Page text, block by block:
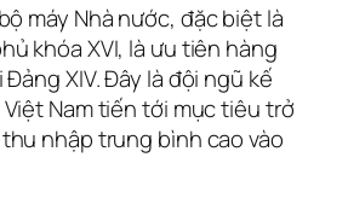
máy Nhà nước, đặc biệt là
khóa XVI, là ưu tiên hàng
XIV. Đây là đội ngũ kế
Nam tiến tới mục tiêu trở
nhập trung bình cao vào